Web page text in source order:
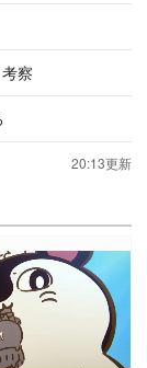
察
20:13更新